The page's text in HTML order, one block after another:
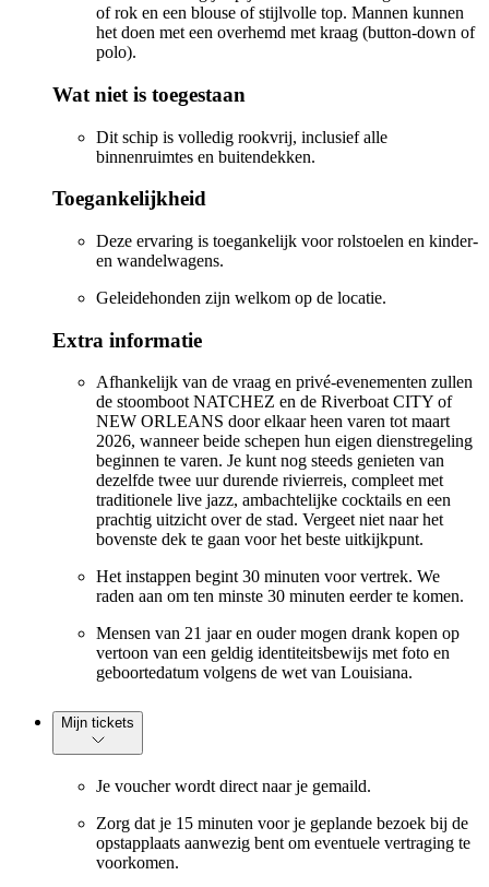
of rok en een blouse of stijlvolle top. Mannen kunnen
het doen met een overhemd met kraag (button-down of
polo).
Wat niet is toegestaan
Dit schip is volledig rookvrij, inclusief alle
binnenruimtes en buitendekken.
Toegankelijkheid
Deze ervaring is toegankelijk voor rolstoelen en kinder-
en wandelwagens.
Geleidehonden zijn welkom op de locatie.
Extra informatie
Afhankelijk van de vraag en privé-evenementen zullen
de stoomboot NATCHEZ en de Riverboat CITY of
NEW ORLEANS door elkaar heen varen tot maart
2026, wanneer beide schepen hun eigen dienstregeling
beginnen te varen. Je kunt nog steeds genieten van
dezelfde twee uur durende rivierreis, compleet met
traditionele live jazz, ambachtelijke cocktails en een
prachtig uitzicht over de stad. Vergeet niet naar het
bovenste dek te gaan voor het beste uitkijkpunt.
Het instappen begint 30 minuten voor vertrek. We
raden aan om ten minste 30 minuten eerder te komen.
Mensen van 21 jaar en ouder mogen drank kopen op
vertoon van een geldig identiteitsbewijs met foto en
geboortedatum volgens de wet van Louisiana.
Mijn tickets
Je voucher wordt direct naar je gemaild.
Zorg dat je 15 minuten voor je geplande bezoek bij de
opstapplaats aanwezig bent om eventuele vertraging te
voorkomen.